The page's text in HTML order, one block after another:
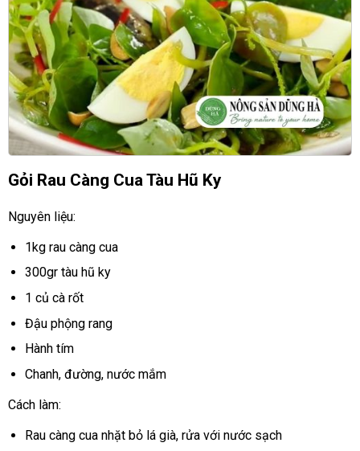
Gỏi Rau Càng Cua Tàu Hũ Ky
Nguyên liệu:
1kg rau càng cua
300gr tàu hũ ky
1 củ cà rốt
Đậu phộng rang
Hành tím
Chanh, đường, nước mắm
Cách làm:
Rau càng cua nhặt bỏ lá già, rửa với nước sạch